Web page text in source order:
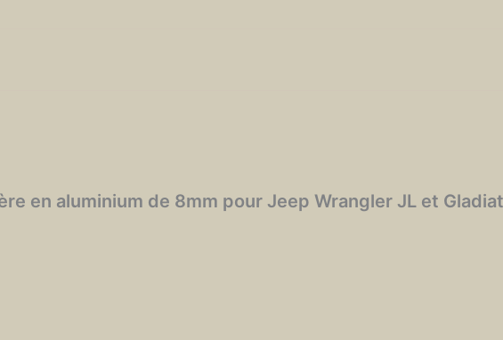
en aluminium de 8mm pour Jeep Wrangler JL et